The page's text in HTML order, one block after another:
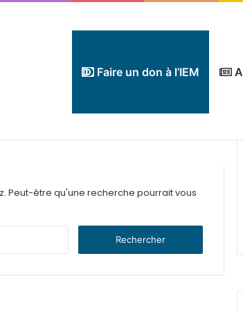
Faire un don à l’IEM
Peut-être qu'une recherche pourrait vous